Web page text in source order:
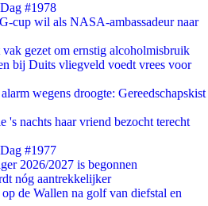
#1978
cup wil als NASA-ambassadeur naar
gezet om ernstig alcoholmisbruik
bij Duits vliegveld voedt vrees voor
wegens droogte: Gereedschapskist
's nachts haar vriend bezocht terecht
#1977
2026/2027 is begonnen
nóg aantrekkelijker
de Wallen na golf van diefstal en